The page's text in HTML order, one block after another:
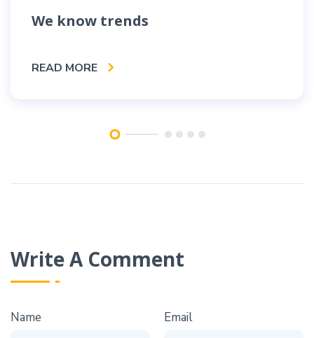
We know trends
READ MORE
Write A Comment
Name Email